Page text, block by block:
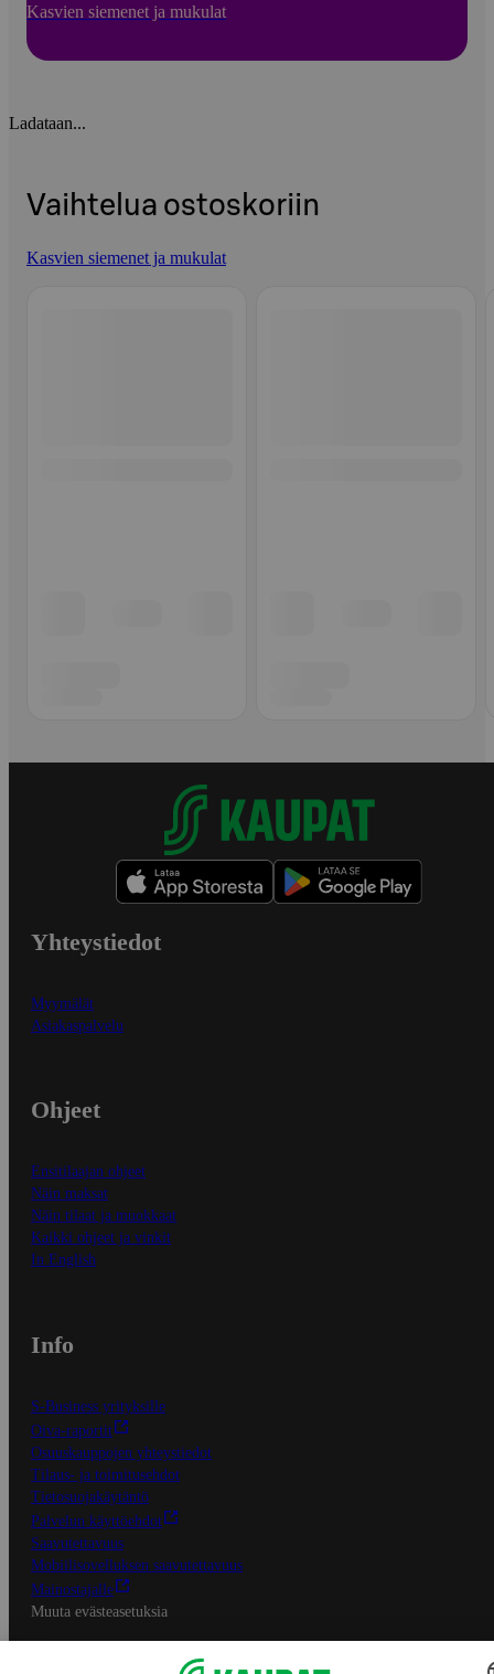
Kasvien siemenet ja mukulat
Ladataan...
Vaihtelua ostoskoriin
Kasvien siemenet ja mukulat
Yhteystiedot
Myymälät
Asiakaspalvelu
Ohjeet
Ensitilaajan ohjeet
Näin maksat
Näin tilaat ja muokkaat
Kaikki ohjeet ja vinkit
In English
Info
S-Business yrityksille
Oiva-raportit
Osuuskauppojen yhteystiedot
Tilaus- ja toimitusehdot
Tietosuojakäytäntö
Palvelun käyttöehdot
Saavutettavuus
Mobiilisovelluksen saavutettavuus
Mainostajalle
Muuta evästeasetuksia